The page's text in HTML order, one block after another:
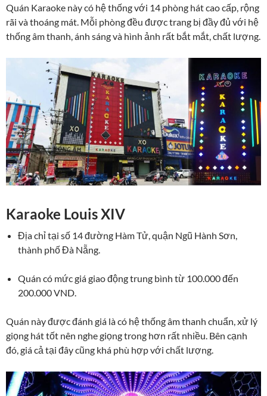
Quán Karaoke này có hệ thống với 14 phòng hát cao cấp, rộng
rãi và thoáng mát. Mỗi phòng đều được trang bị đầy đủ với hệ
thống âm thanh, ánh sáng và hình ảnh rất bắt mắt, chất lượng.
Karaoke Louis XIV
Địa chỉ tại số 14 đường Hàm Tử, quận Ngũ Hành Sơn,
thành phố Đà Nẵng.
Quán có mức giá giao động trung bình từ 100.000 đến
200.000 VND.
Quán này được đánh giá là có hệ thống âm thanh chuẩn, xử lý
giọng hát tốt nên nghe giọng trong hơn rất nhiều. Bên cạnh
đó, giá cả tại đây cũng khá phù hợp với chất lượng.